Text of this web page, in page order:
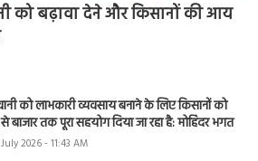
को बढ़ावा देने और किसानों की आय
को लाभकारी व्यवसाय बनाने के लिए किसानों को
बाजार तक पूरा सहयोग दिया जा रहा है: मोहिंदर भगत
2026 - 11:43 AM